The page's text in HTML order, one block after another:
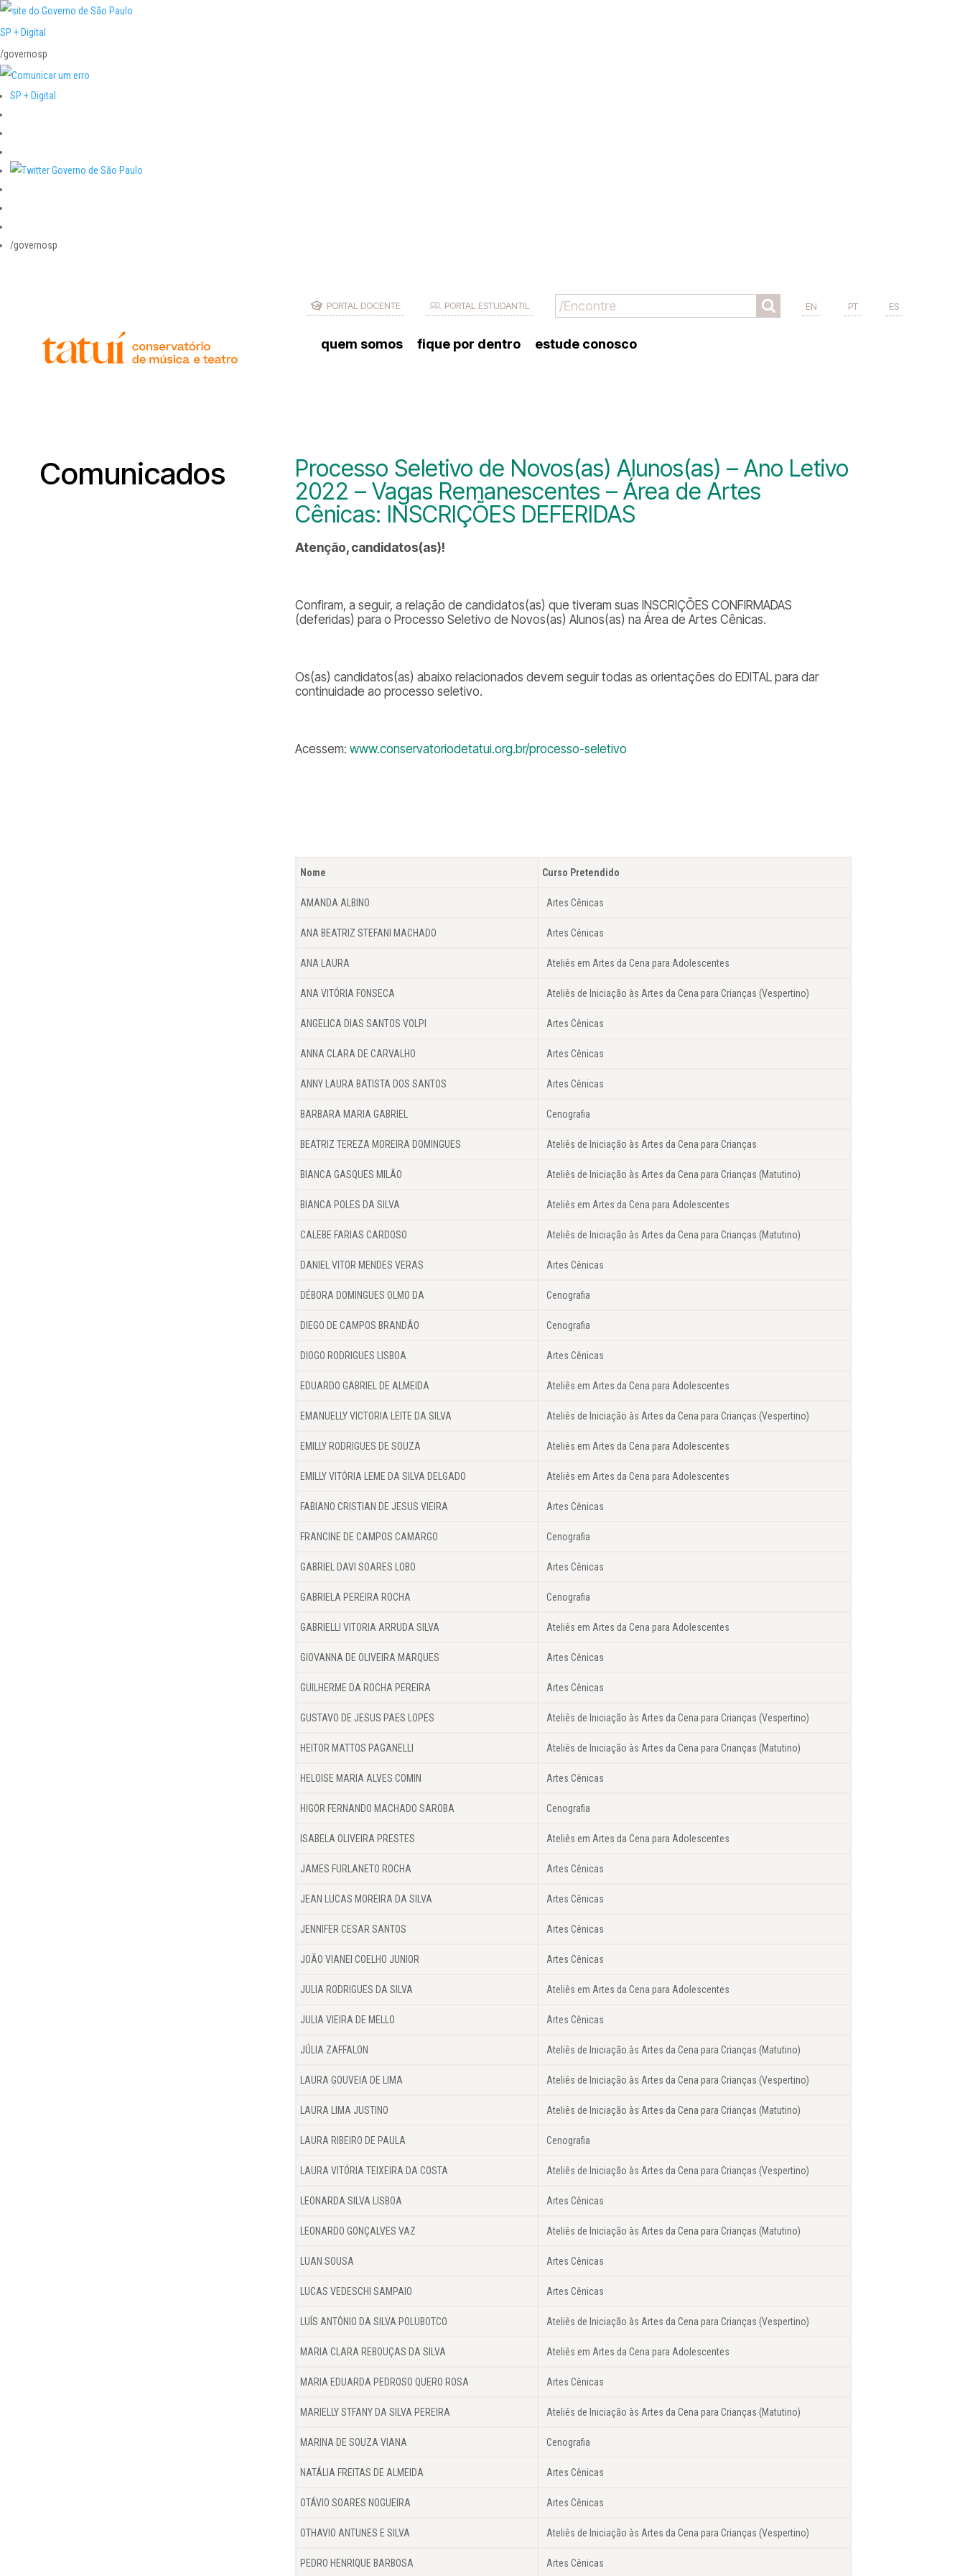
SP + Digital
/governosp
SP + Digital
/governosp
PORTAL DOCENTE PORTAL ESTUDANTIL EN PT ES
quem somos fique por dentro estude conosco
Comunicados
Processo Seletivo de Novos(as) Alunos(as) – Ano Letivo
2022 – Vagas Remanescentes – Área de Artes
Cênicas: INSCRIÇÕES DEFERIDAS
Atenção, candidatos(as)!
Confiram, a seguir, a relação de candidatos(as) que tiveram suas INSCRIÇÕES CONFIRMADAS
(deferidas) para o Processo Seletivo de Novos(as) Alunos(as) na Área de Artes Cênicas.
Os(as) candidatos(as) abaixo relacionados devem seguir todas as orientações do EDITAL para dar
continuidade ao processo seletivo.
Acessem:www.conservatoriodetatui.org.br/processo-seletivo
Nome Curso Pretendido
AMANDA ALBINO Artes Cênicas
ANA BEATRIZ STEFANI MACHADO Artes Cênicas
ANA LAURA Ateliês em Artes da Cena para Adolescentes
ANA VITÓRIA FONSECA Ateliês de Iniciação às Artes da Cena para Crianças (Vespertino)
ANGELICA DIAS SANTOS VOLPI Artes Cênicas
ANNA CLARA DE CARVALHO Artes Cênicas
ANNY LAURA BATISTA DOS SANTOS Artes Cênicas
BARBARA MARIA GABRIEL Cenografia
BEATRIZ TEREZA MOREIRA DOMINGUES Ateliês de Iniciação às Artes da Cena para Crianças
BIANCA GASQUES MILÃO Ateliês de Iniciação às Artes da Cena para Crianças (Matutino)
BIANCA POLES DA SILVA Ateliês em Artes da Cena para Adolescentes
CALEBE FARIAS CARDOSO Ateliês de Iniciação às Artes da Cena para Crianças (Matutino)
DANIEL VITOR MENDES VERAS Artes Cênicas
DÉBORA DOMINGUES OLMO DA Cenografia
DIEGO DE CAMPOS BRANDÃO Cenografia
DIOGO RODRIGUES LISBOA Artes Cênicas
EDUARDO GABRIEL DE ALMEIDA Ateliês em Artes da Cena para Adolescentes
EMANUELLY VICTORIA LEITE DA SILVA Ateliês de Iniciação às Artes da Cena para Crianças (Vespertino)
EMILLY RODRIGUES DE SOUZA Ateliês em Artes da Cena para Adolescentes
EMILLY VITÓRIA LEME DA SILVA DELGADO Ateliês em Artes da Cena para Adolescentes
FABIANO CRISTIAN DE JESUS VIEIRA Artes Cênicas
FRANCINE DE CAMPOS CAMARGO Cenografia
GABRIEL DAVI SOARES LOBO Artes Cênicas
GABRIELA PEREIRA ROCHA Cenografia
GABRIELLI VITORIA ARRUDA SILVA Ateliês em Artes da Cena para Adolescentes
GIOVANNA DE OLIVEIRA MARQUES Artes Cênicas
GUILHERME DA ROCHA PEREIRA Artes Cênicas
GUSTAVO DE JESUS PAES LOPES Ateliês de Iniciação às Artes da Cena para Crianças (Vespertino)
HEITOR MATTOS PAGANELLI Ateliês de Iniciação às Artes da Cena para Crianças (Matutino)
HELOISE MARIA ALVES COMIN Artes Cênicas
HIGOR FERNANDO MACHADO SAROBA Cenografia
ISABELA OLIVEIRA PRESTES Ateliês em Artes da Cena para Adolescentes
JAMES FURLANETO ROCHA Artes Cênicas
JEAN LUCAS MOREIRA DA SILVA Artes Cênicas
JENNIFER CESAR SANTOS Artes Cênicas
JOÃO VIANEI COELHO JUNIOR Artes Cênicas
JULIA RODRIGUES DA SILVA Ateliês em Artes da Cena para Adolescentes
JULIA VIEIRA DE MELLO Artes Cênicas
JÚLIA ZAFFALON Ateliês de Iniciação às Artes da Cena para Crianças (Matutino)
LAURA GOUVEIA DE LIMA Ateliês de Iniciação às Artes da Cena para Crianças (Vespertino)
LAURA LIMA JUSTINO Ateliês de Iniciação às Artes da Cena para Crianças (Matutino)
LAURA RIBEIRO DE PAULA Cenografia
LAURA VITÓRIA TEIXEIRA DA COSTA Ateliês de Iniciação às Artes da Cena para Crianças (Vespertino)
LEONARDA SILVA LISBOA Artes Cênicas
LEONARDO GONÇALVES VAZ Ateliês de Iniciação às Artes da Cena para Crianças (Matutino)
LUAN SOUSA Artes Cênicas
LUCAS VEDESCHI SAMPAIO Artes Cênicas
LUÍS ANTÔNIO DA SILVA POLUBOTCO Ateliês de Iniciação às Artes da Cena para Crianças (Vespertino)
MARIA CLARA REBOUÇAS DA SILVA Ateliês em Artes da Cena para Adolescentes
MARIA EDUARDA PEDROSO QUERO ROSA Artes Cênicas
MARIELLY STFANY DA SILVA PEREIRA Ateliês de Iniciação às Artes da Cena para Crianças (Matutino)
MARINA DE SOUZA VIANA Cenografia
NATÁLIA FREITAS DE ALMEIDA Artes Cênicas
OTÁVIO SOARES NOGUEIRA Artes Cênicas
OTHAVIO ANTUNES E SILVA Ateliês de Iniciação às Artes da Cena para Crianças (Vespertino)
PEDRO HENRIQUE BARBOSA Artes Cênicas